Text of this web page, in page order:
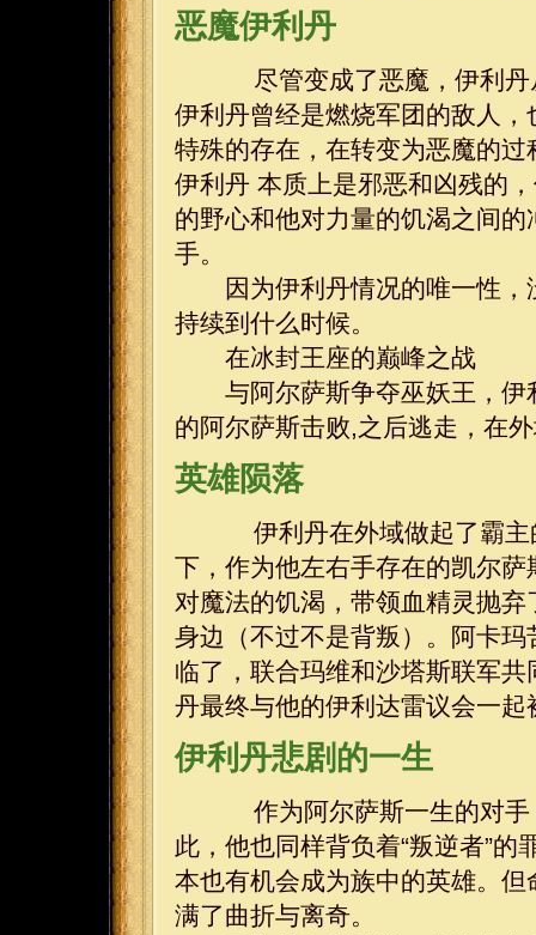
恶魔伊利丹
尽管变成了恶魔，伊利丹
伊利丹曾经是燃烧军团的敌人
特殊的存在，在转变为恶魔的
伊利丹 本质上是邪恶和凶残的
的野心和他对力量的饥渴之间
手。
因为伊利丹情况的唯一性，
持续到什么时候。
在冰封王座的巅峰之战
与阿尔萨斯争夺巫妖王，伊
的阿尔萨斯击败,之后逃走，在
英雄陨落
伊利丹在外域做起了霸主
下，作为他左右手存在的凯尔
对魔法的饥渴，带领血精灵抛
身边（不过不是背叛）。阿卡
临了，联合玛维和沙塔斯联军
丹最终与他的伊利达雷议会一
伊利丹悲剧的一生
作为阿尔萨斯一生的对手
此，他也同样背负着“叛逆者”
本也有机会成为族中的英雄。
满了曲折与离奇。